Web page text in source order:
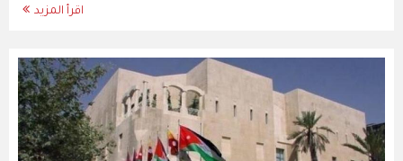
اقرأ المزيد